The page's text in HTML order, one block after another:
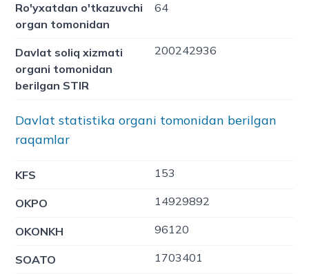
Ro'yxatdan o'tkazuvchi
organ tomonidan
64
Davlat soliq xizmati
organi tomonidan
berilgan STIR
200242936
Davlat statistika organi tomonidan berilgan
raqamlar
KFS 153
OKPO 14929892
OKONKH 96120
SOATO 1703401